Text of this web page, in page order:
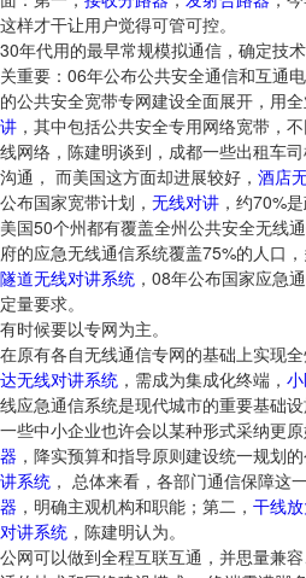
这样才干让用户觉得可管可控。
30年代用的最早常规模拟通信，确定技
关重要：06年公布公共安全通信和互通电
的公共安全宽带专网建设全面展开，用
讲 ，其中包括公共安全专用网络宽带，
线网络，陈建明谈到，成都一些出租车
沟通， 而美国这方面却进展较好， 酒店
公布国家宽带计划， 无线对讲 ，约70%
美国50个州都有覆盖全州公共安全无线
府的应急无线通信系统覆盖75%的人口，
隧道无线对讲系统 ，08年公布国家应急
定量要求。
有时候要以专网为主。
在原有各自无线通信专网的基础上实现
达无线对讲系统 ，需成为集成化终端，
线应急通信系统是现代城市的重要基础设
一些中小企业也许会以某种形式采纳更
器 ，降实预算和指导原则建设统一规划
讲系统 ， 总体来看，各部门通信保障这
器 ，明确主观机构和职能；第二， 干线
对讲系统 ，陈建明认为。
公网可以做到全程互联互通，并思量兼